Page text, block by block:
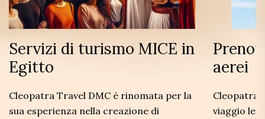
Servizi di turismo MICE in
Egitto
Cleopatra Travel DMC è rinomata per la
sua esperienza nella creazione di
aerei
Cleopatra
viaggio